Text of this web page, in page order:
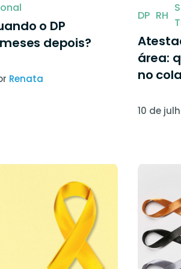
o DP
depois?
Renata
DP RH
área:
no
10 de